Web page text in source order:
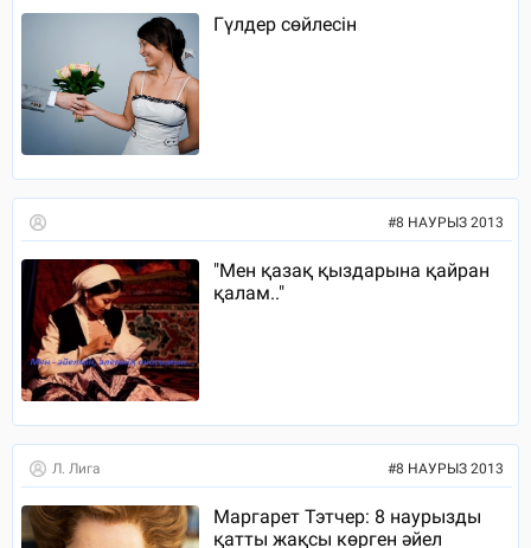
Гүлдер сөйлесін
#8 НАУРЫЗ 2013
"Мен қазақ қыздарына қайран
қалам.."
Л. Лига #8 НАУРЫЗ 2013
Маргарет Тэтчер: 8 наурызды
қатты жақсы көрген әйел